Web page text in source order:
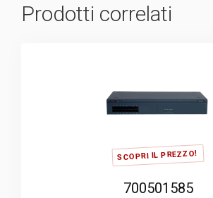
Prodotti correlati
SCOPRI IL PREZZO!
700501585